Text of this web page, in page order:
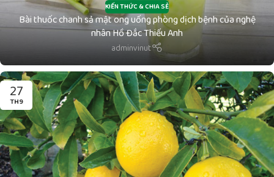
KIẾN THỨC & CHIA SẺ
Bài thuốc chanh sả mật ong uống phòng dịch bệnh của nghệ
nhân Hồ Đắc Thiếu Anh
adminvinut
27
TH9